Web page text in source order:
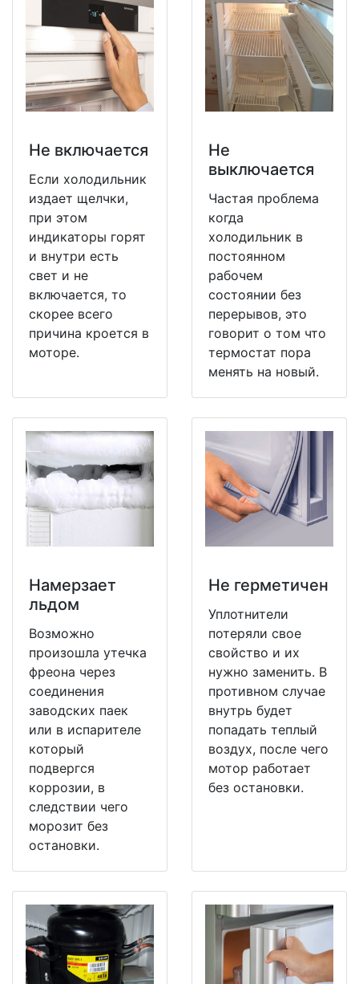
Не включается
Если холодильник
издает щелчки,
при этом
индикаторы горят
и внутри есть
свет и не
включается, то
скорее всего
причина кроется в
моторе.
Не
выключается
Частая проблема
когда
холодильник в
постоянном
рабочем
состоянии без
перерывов, это
говорит о том что
термостат пора
менять на новый.
Намерзает
льдом
Возможно
произошла утечка
фреона через
соединения
заводских паек
или в испарителе
который
подвергся
коррозии, в
следствии чего
морозит без
остановки.
Не герметичен
Уплотнители
потеряли свое
свойство и их
нужно заменить. В
противном случае
внутрь будет
попадать теплый
воздух, после чего
мотор работает
без остановки.